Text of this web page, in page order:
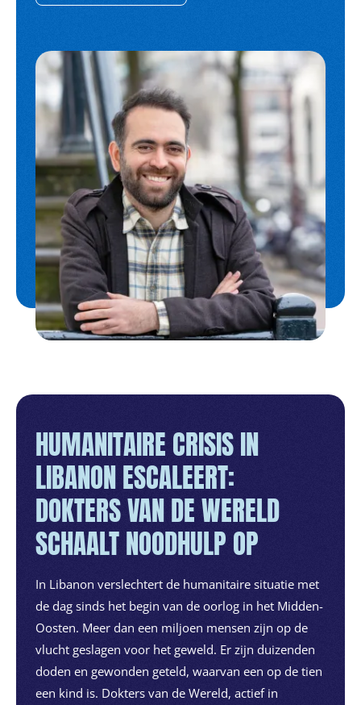
HUMANITAIRE CRISIS IN
LIBANON ESCALEERT:
DOKTERS VAN DE WERELD
SCHAALT NOODHULP OP
In Libanon verslechtert de humanitaire situatie met
de dag sinds het begin van de oorlog in het Midden-
Oosten. Meer dan een miljoen mensen zijn op de
vlucht geslagen voor het geweld. Er zijn duizenden
doden en gewonden geteld, waarvan een op de tien
een kind is. Dokters van de Wereld, actief in